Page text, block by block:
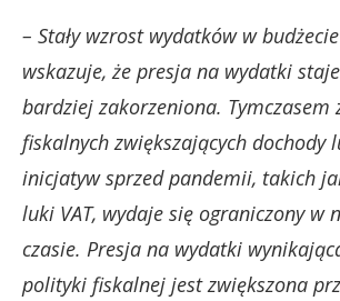
– Stały wzrost wydatków w
wskazuje, że presja na wydatki
bardziej zakorzeniona. Tymczasem
fiskalnych zwiększających dochody
inicjatyw sprzed pandemii, takich
luki VAT, wydaje się ograniczony w
czasie. Presja na wydatki
polityki fiskalnej jest zwiększona